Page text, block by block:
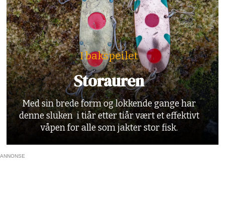
I bakspeilet
Storauren
Med sin brede form og lokkende gange har
denne sluken i tiår etter tiår vært et effektivt
våpen for alle som jakter stor fisk.
ANNONSE